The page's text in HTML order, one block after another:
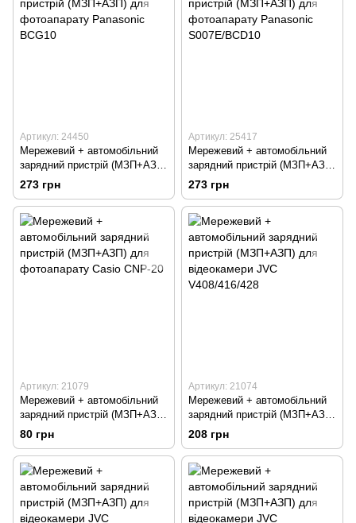
Артикул: 24450
Мережевий + автомобільний
зарядний пристрій (МЗП+АЗП)
для фотоапарату Panasonic
BCG10
273 грн
Артикул: 25417
Мережевий + автомобільний
зарядний пристрій (МЗП+АЗП)
для фотоапарату Panasonic
S007E/BCD10
273 грн
Артикул: 21079
Мережевий + автомобільний
зарядний пристрій (МЗП+АЗП)
для фотоапарату Casio CNP-
80 грн
Артикул: 21074
Мережевий + автомобільний
зарядний пристрій (МЗП+АЗП)
для відеокамери JVC
V408/416/428
208 грн